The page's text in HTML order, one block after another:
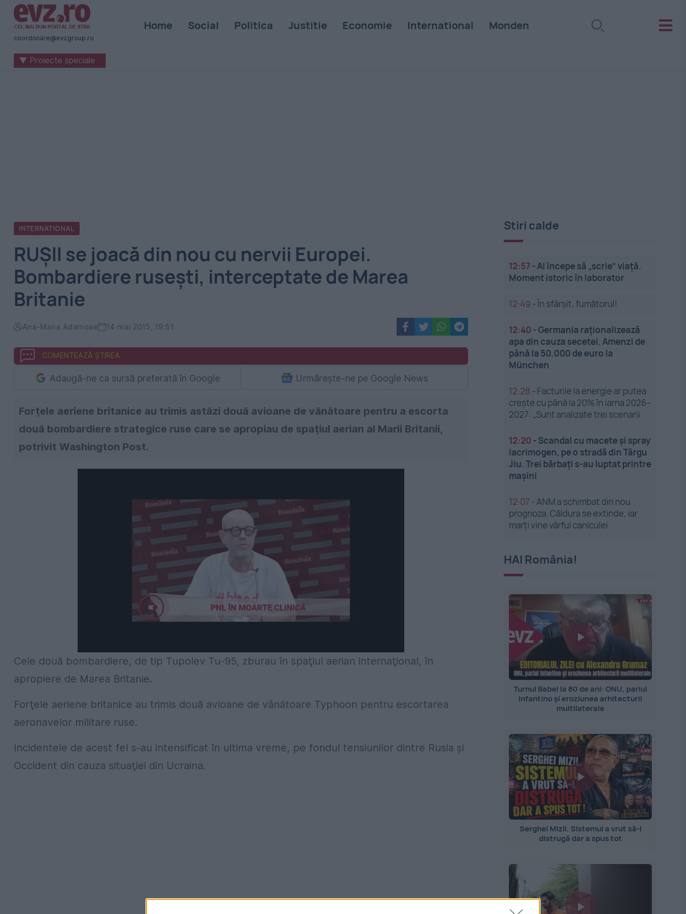
Știri
naționale
internaționale
coordonare@evzgroup.ro
Home Social Politica Justitie Economie International Monden
▼ Proiecte speciale
INTERNATIONAL
RUȘII se joacă din nou cu nervii Europei.
Bombardiere rusești, interceptate de Marea
Britanie
Ana-Maria Adamoae 14 mai 2015, 19:51
COMENTEAZĂ ȘTIREA
Adaugă-ne ca sursă preferată în Google Urmărește-ne pe Google News
Forţele aeriene britanice au trimis astăzi două avioane de vănătoare pentru a escorta
două bombardiere strategice ruse care se apropiau de spaţiul aerian al Marii Britanii,
potrivit Washington Post.
Cele două bombardiere, de tip Tupolev Tu-95, zburau în spaţiul aerian internaţional, în
apropiere de Marea Britanie.
Forţele aeriene britanice au trimis două avioane de vânătoare Typhoon pentru escortarea
aeronavelor militare ruse.
Incidentele de acest fel s-au intensificat în ultima vreme, pe fondul tensiunilor dintre Rusia şi
Occident din cauza situaţiei din Ucraina.
Stiri calde
12:57 -AI începe să „scrie” viață.
Moment istoric în laborator
12:49 -În sfârșit, fumătorul!
12:40 -Germania raționalizează
apa din cauza secetei. Amenzi de
până la 50.000 de euro la
München
12:28 - Facturile la energie ar putea
crește cu până la 20% în iarna 2026-
2027: „Sunt analizate trei scenarii
12:20 - Scandal cu macete și spray
lacrimogen, pe o stradă din Târgu
Jiu. Trei bărbați s-au luptat printre
mașini
12:07 -ANM a schimbat din nou
prognoza. Căldura se extinde, iar
marți vine vârful caniculei
HAI România!
Turnul Babel la 80 de ani: ONU, pariul
Infantino și eroziunea arhitecturii
multilaterale
Serghei Mizil. Sistemul a vrut să-l
distrugă dar a spus tot